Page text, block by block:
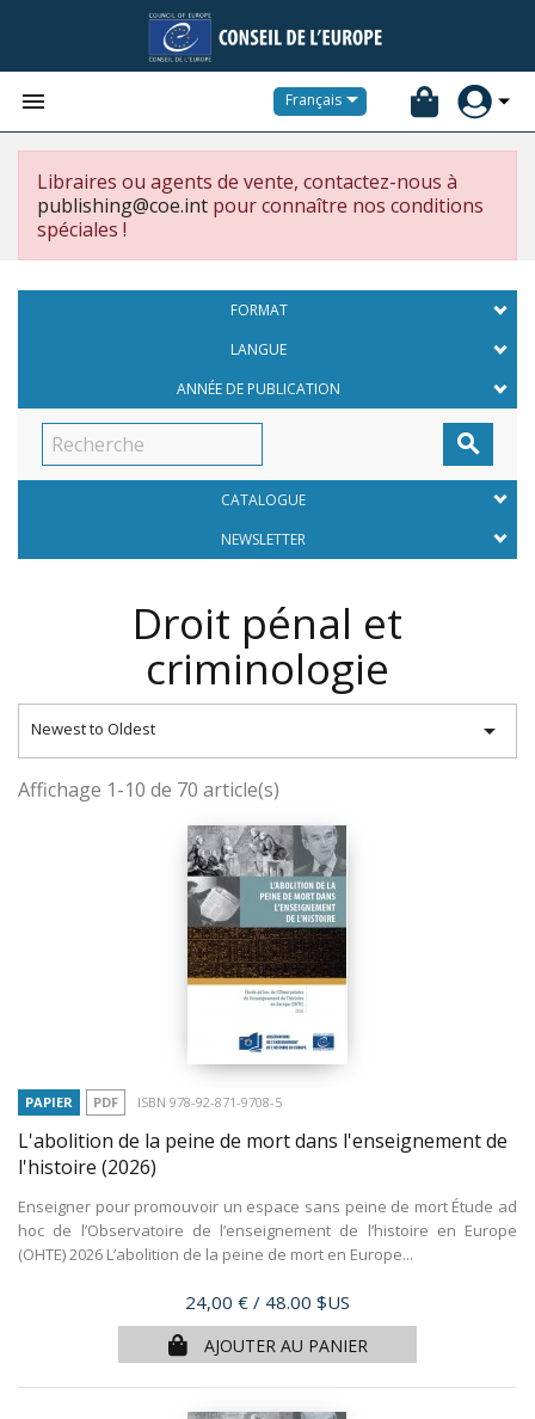
 Français
Libraires ou agents de vente, contactez-nous à
publishing@coe.int pour connaître nos conditions
spéciales !
FORMAT
LANGUE
ANNÉE DE PUBLICATION

CATALOGUE
NEWSLETTER
Droit pénal et
criminologie
Newest to Oldest 
Affichage 1-10 de 70 article(s)
PAPIER PDF ISBN 978-92-871-9708-5
L'abolition de la peine de mort dans l'enseignement de
l'histoire (2026)
Enseigner pour promouvoir un espace sans peine de mort Étude ad
hoc de l’Observatoire de l’enseignement de l’histoire en Europe
(OHTE) 2026 L’abolition de la peine de mort en Europe...
Prix
24,00 € / 48.00 $US
AJOUTER AU PANIER